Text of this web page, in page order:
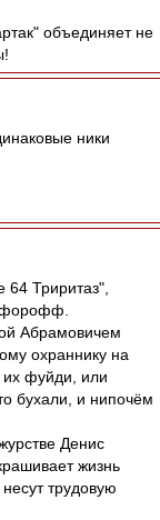
объединяет не
ники
Триритаз",
Абрамовичем
охраннику на
их фуйди, или
бухали, и нипочём
Денис
жизнь
трудовую